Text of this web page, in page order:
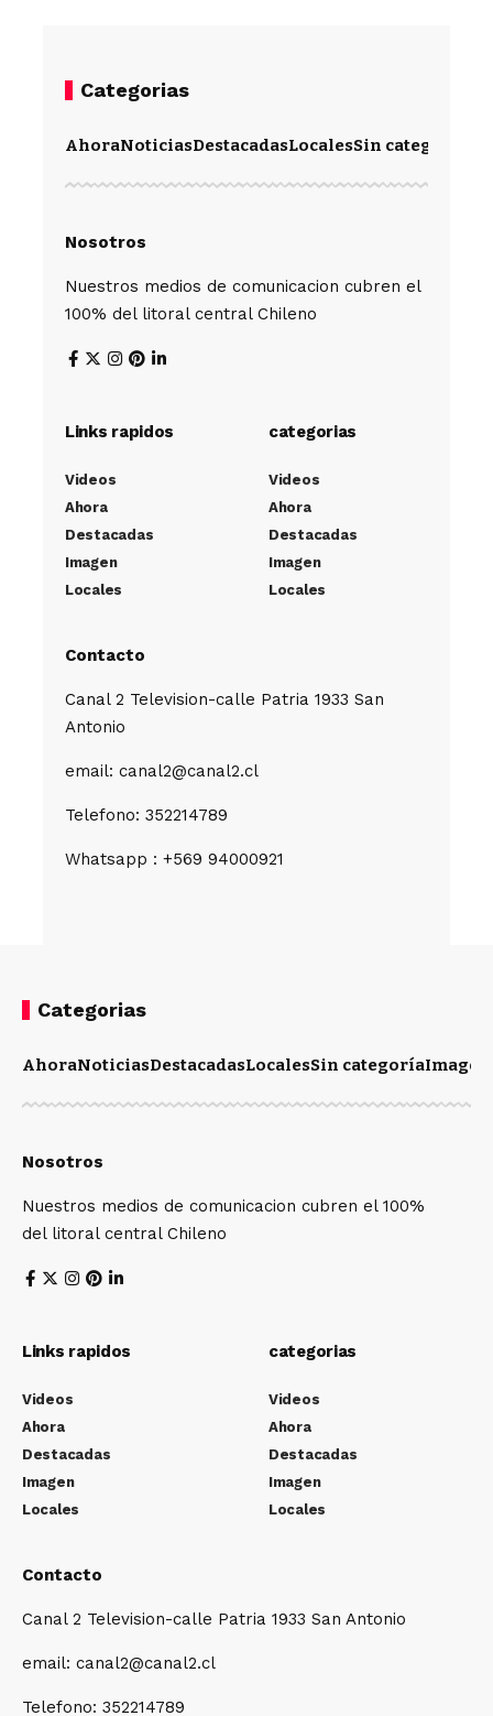
Categorias
AhoraNoticiasDestacadasLocalesSin categoría
Nosotros
Nuestros medios de comunicacion cubren el
100% del litoral central Chileno
Links rapidos
Videos
Ahora
Destacadas
Imagen
Locales
categorias
Videos
Ahora
Destacadas
Imagen
Locales
Contacto
Canal 2 Television-calle Patria 1933 San
Antonio
email: canal2@canal2.cl
Telefono: 352214789
Whatsapp : +569 94000921
Categorias
AhoraNoticiasDestacadasLocalesSin categoríaImagen
Nosotros
Nuestros medios de comunicacion cubren el 100%
del litoral central Chileno
Links rapidos
Videos
Ahora
Destacadas
Imagen
Locales
categorias
Videos
Ahora
Destacadas
Imagen
Locales
Contacto
Canal 2 Television-calle Patria 1933 San Antonio
email: canal2@canal2.cl
Telefono: 352214789